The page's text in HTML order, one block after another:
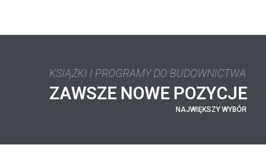
KSIĄŻKI I PROGRAMY DO BUDOWNICTWA
ZAWSZE NOWE POZYCJE
NAJWIĘKSZY WYBÓR